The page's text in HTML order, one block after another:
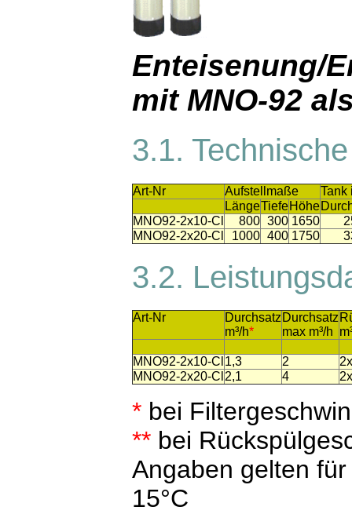
Enteisenung/
mit MNO-92
3.1.
Art-Nr Aufstellmaße
Tank
LängeTiefeHöhe
MNO92-2x10-Cl
800 300 1650
MNO92-2x20-Cl
1000 400 1750
3.2.
Art-Nr
Durchsatz
m³/h*
Durchsatz
max m³/h
MNO92-2x10-Cl 1,3 2
MNO92-2x20-Cl 2,1 4
* bei
** bei
Angaben gelten
15°C